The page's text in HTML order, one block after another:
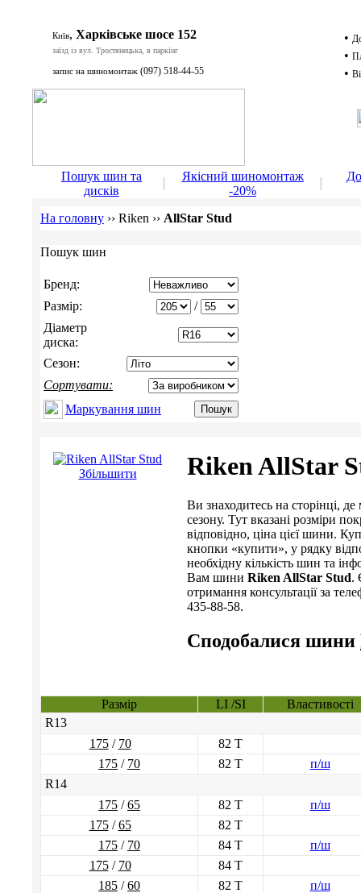
Київ, Харківське шосе 152
заїзд із вул. Тростянецька, в паркінг
запис на шиномонтаж (097) 518-44-55
•
•
•
Пошук шин та
дисків
Якісний шиномонтаж
-20%
На головну ›› Riken ›› AllStar Stud
Пошук шин
Бренд:
Размір:
/
Діаметр
диска:
Сезон:
Сортувати:
Маркування шин
Збільшити Riken AllStar
Ви знаходитесь на сторінці,
сезону. Тут вказані розміри
відповідно, ціна цієї шини.
кнопки «купити», у рядку
необхідну кількість шин та
Вам шини Riken AllStar Stud.
отримання консультації за
435-88-58.
Сподобалися шини
Размір LI /SI
Властивості
R13
175/ 70
82 T
175 / 70 82 T
п/ш
R14
175 /65 82 T
п/ш
175/65
82 T
175 / 70 84 T
п/ш
175/ 70
84 T
185 /60 82 T
п/ш